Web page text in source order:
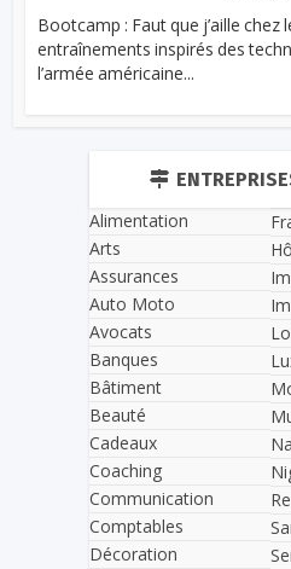
Bootcamp : Faut que j’aille chez
entraînements inspirés des
l’armée américaine...
Alimentation
Arts
Assurances
Auto Moto
Avocats
Banques
Bâtiment
Beauté
Cadeaux
Coaching
Communication
Comptables
Décoration